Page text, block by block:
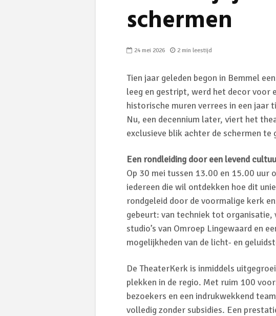
schermen
24 mei 2026 2 min leestijd
Tien jaar geleden begon in Bemmel
leeg en gestript, werd het decor voor
historische muren verrees in een jaar
Nu, een decennium later, viert het
exclusieve blik achter de schermen te
Een rondleiding door een levend
Op 30 mei tussen 13.00 en 15.00 uur
iedereen die wil ontdekken hoe dit
rondgeleid door de voormalige kerk
gebeurt: van techniek tot
studio’s van Omroep Lingewaard en
mogelijkheden van de licht- en
De TheaterKerk is inmiddels
plekken in de regio. Met ruim 100
bezoekers en een indrukwekkend
volledig zonder subsidies. Een